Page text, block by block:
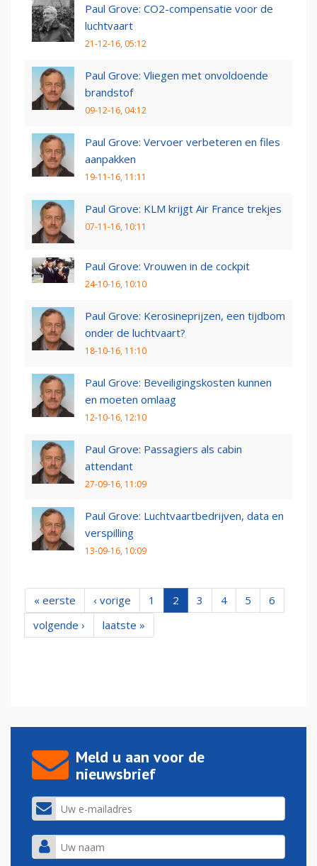
Paul Grove: CO2-compensatie voor de
luchtvaart
21-12-16, 05:12
Paul Grove: Vliegen met onvoldoende
brandstof
09-12-16, 04:12
Paul Grove: Vervoer verbeteren en files
aanpakken
19-11-16, 11:11
Paul Grove: KLM krijgt Air France trekjes
07-11-16, 10:11
Paul Grove: Vrouwen in de cockpit
24-10-16, 10:10
Paul Grove: Kerosineprijzen, een tijdbom
onder de luchtvaart?
18-10-16, 11:10
Paul Grove: Beveiligingskosten kunnen
en moeten omlaag
12-10-16, 12:10
Paul Grove: Passagiers als cabin
attendant
27-09-16, 11:09
Paul Grove: Luchtvaartbedrijven, data en
verspilling
13-09-16, 10:09
« eerste ‹ vorige 1 2 3 4 5
6
volgende ›
laatste »
Meld u aan voor de
nieuwsbrief